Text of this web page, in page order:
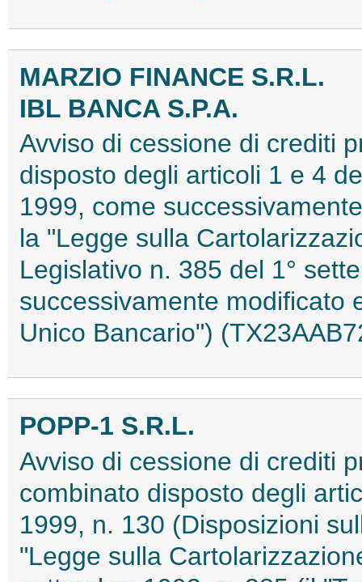
MARZIO FINANCE S.R.L.
IBL BANCA S.P.A.
Avviso di cessione di crediti
disposto degli articoli 1 e 4
1999, come
la "Legge sulla
Legislativo n. 385 del 1°
successivamente modificato
Unico Bancario")
POPP-1 S.R.L.
Avviso di cessione di crediti
combinato disposto degli
1999, n. 130 (Disposizioni
"Legge sulla